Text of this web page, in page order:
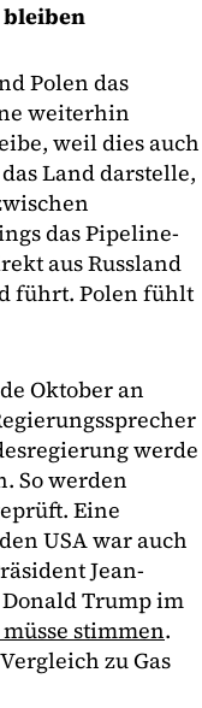
Polen das
weiterhin
weil dies auch
Land darstelle,
das Pipeline-
aus Russland
führt. Polen fühlt
Oktober an
werde
So werden
Eine
USA war auch
Jean-
Trump im
stimmen.
zu Gas